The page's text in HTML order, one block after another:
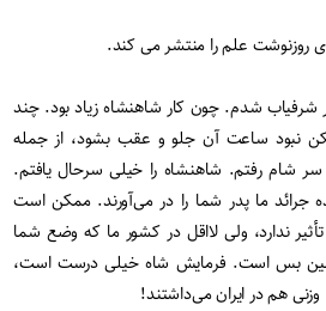
علم را منتشر می کند.
اختصار شرفیاب شدم. چون کار شاهنشاه زیاد بود. چند
نبود ساعت آن جلو و عقب بشود، از جمله
شام رفتم. شاهنشاه را خیلی سرحال یافتم.
جرائد ما پدر شما را در می‌آورند. ممکن است
ندارد، ولی لااقل در کشور ما که وضع شما
بس است. فرمایش شاه خیلی درست است،
هم در ایران می‌داشتند!